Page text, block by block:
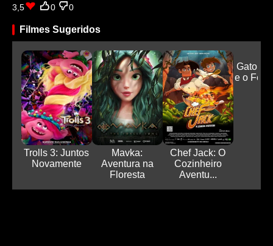
3,5 0 0
Filmes Sugeridos
Trolls 3: Juntos
Novamente
Mavka:
Aventura na
Floresta
Chef Jack: O
Cozinheiro
Aventu...
Gato
e o